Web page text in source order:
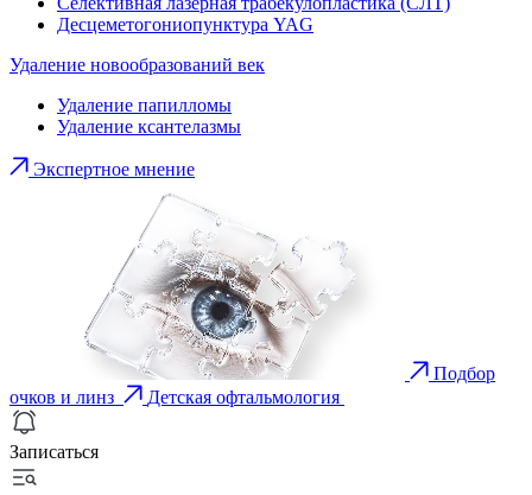
Десцеметогониопунктура YAG
Удаление новообразований век
Удаление папилломы
Удаление ксантелазмы
Экспертное мнение
Подбор
очков и линз
Детская офтальмология
Записаться